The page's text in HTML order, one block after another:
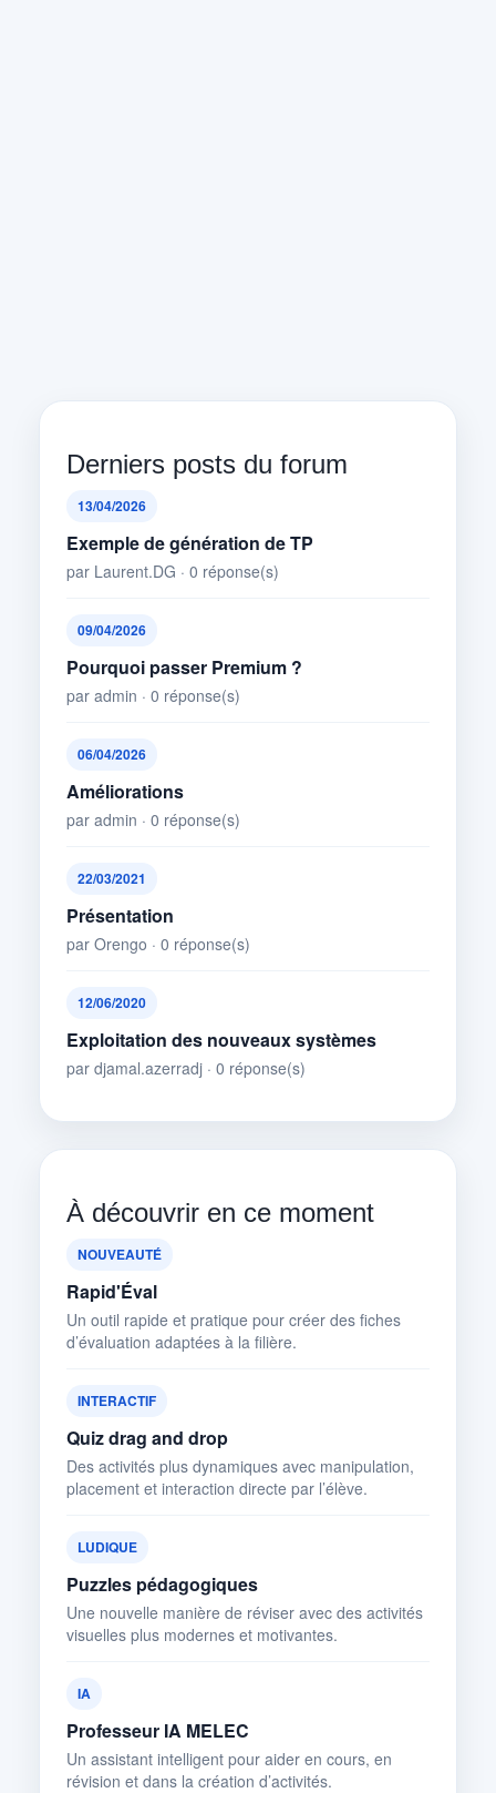
Derniers posts du forum
13/04/2026
Exemple de génération de TP
par Laurent.DG · 0 réponse(s)
09/04/2026
Pourquoi passer Premium ?
par admin · 0 réponse(s)
06/04/2026
Améliorations
par admin · 0 réponse(s)
22/03/2021
Présentation
par Orengo · 0 réponse(s)
12/06/2020
Exploitation des nouveaux systèmes
par djamal.azerradj · 0 réponse(s)
À découvrir en ce moment
NOUVEAUTÉ
Rapid'Éval
Un outil rapide et pratique pour créer des fiches
d’évaluation adaptées à la filière.
INTERACTIF
Quiz drag and drop
Des activités plus dynamiques avec manipulation,
placement et interaction directe par l’élève.
LUDIQUE
Puzzles pédagogiques
Une nouvelle manière de réviser avec des activités
visuelles plus modernes et motivantes.
IA
Professeur IA MELEC
Un assistant intelligent pour aider en cours, en
révision et dans la création d’activités.